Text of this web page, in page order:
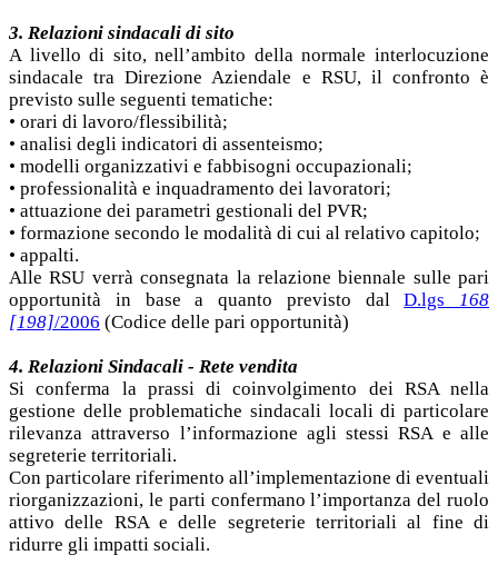
3. Relazioni sindacali di sito
A livello di sito, nell’ambito della normale interlocuzione
sindacale tra Direzione Aziendale e RSU, il confronto è
previsto sulle seguenti tematiche:
• orari di lavoro/flessibilità;
• analisi degli indicatori di assenteismo;
• modelli organizzativi e fabbisogni occupazionali;
• professionalità e inquadramento dei lavoratori;
• attuazione dei parametri gestionali del PVR;
• formazione secondo le modalità di cui al relativo capitolo;
• appalti.
Alle RSU verrà consegnata la relazione biennale sulle pari
opportunità in base a quanto previsto dalD.lgs
168
[198]/2006 (Codice delle pari opportunità)
4. Relazioni Sindacali - Rete vendita
Si conferma la prassi di coinvolgimento dei RSA nella
gestione delle problematiche sindacali locali di particolare
rilevanza attraverso l’informazione agli stessi RSA e alle
segreterie territoriali.
Con particolare riferimento all’implementazione di eventuali
riorganizzazioni, le parti confermano l’importanza del ruolo
attivo delle RSA e delle segreterie territoriali al fine di
ridurre gli impatti sociali.